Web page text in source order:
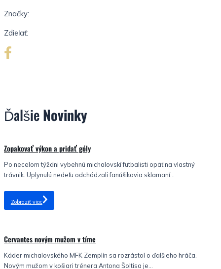
Značky:
Zdieľať:
ĎalšieNovinky
Zopakovať výkon a pridať góly
Po necelom týždni vybehnú michalovskí futbalisti opäť na vlastný
trávnik. Uplynulú nedeľu odchádzali fanúšikovia sklamaní...
Zobraziť viac
Cervantes novým mužom v tíme
Káder michalovského MFK Zemplín sa rozrástol o ďalšieho hráča.
Novým mužom v košiari trénera Antona Šoltisa je...